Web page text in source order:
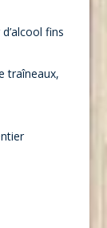
fins
traîneaux,